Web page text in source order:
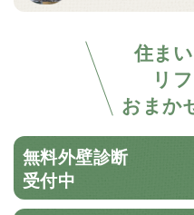
住ま
リ
おまか
無料外壁診断
受付中